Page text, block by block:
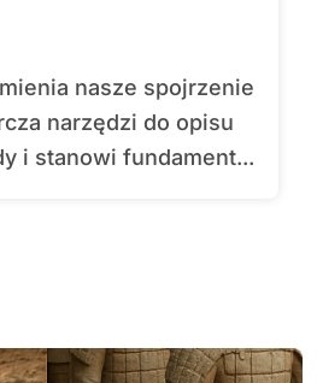
narzędzi do opisu
i stanowi fundament...